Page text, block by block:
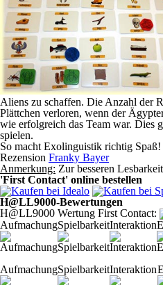
Aliens zu schaffen. Die Anzahl der
Plättchen verloren, wenn der
wie erfolgreich das Team war. Dies
spielen.
So macht Exolinguistik richtig Spaß!
Rezension Franky Bayer
Anmerkung: Zur besseren
'First Contact' online bestellen
H@LL9000-Bewertungen
H@LL9000 Wertung First Contact:
AufmachungSpielbarkeitInteraktion
AufmachungSpielbarkeitInteraktion